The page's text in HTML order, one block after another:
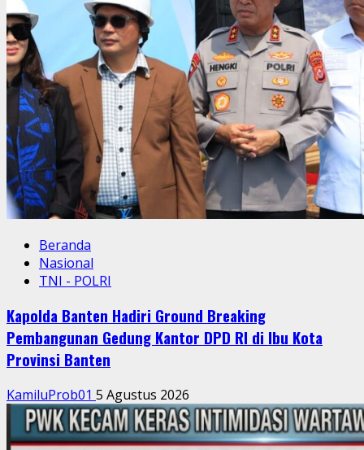
Beranda
Nasional
TNI - POLRI
Kapolda Banten Hadiri Ground Breaking
Pembangunan Gedung Kantor DPD RI di Ibu Kota
Provinsi Banten
KamiluProb01 5 Agustus 2026